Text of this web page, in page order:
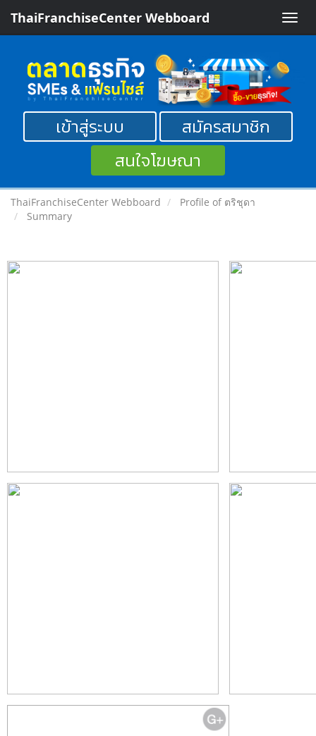
Toggle
ThaiFranchiseCenter Webboard
เข้าสู่ระบบ
สมัครสมาชิก
สนใจโฆษณา
ThaiFranchiseCenter Webboard
Profile of ตริชุดา
Summary